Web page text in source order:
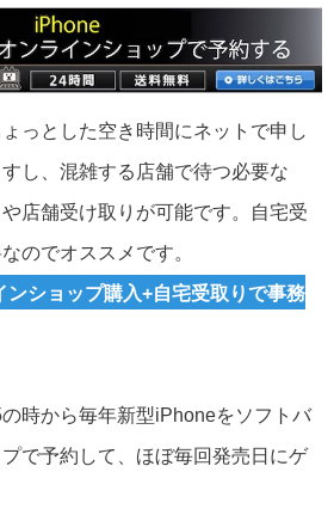
っとした空き時間にネットで申し
し、混雑する店舗で待つ必要な
店舗受け取りが可能です。自宅受
のでオススメです。
ンショップ購入+自宅受取りで事務
時から毎年新型iPhoneをソフトバ
で予約して、ほぼ毎回発売日にゲ